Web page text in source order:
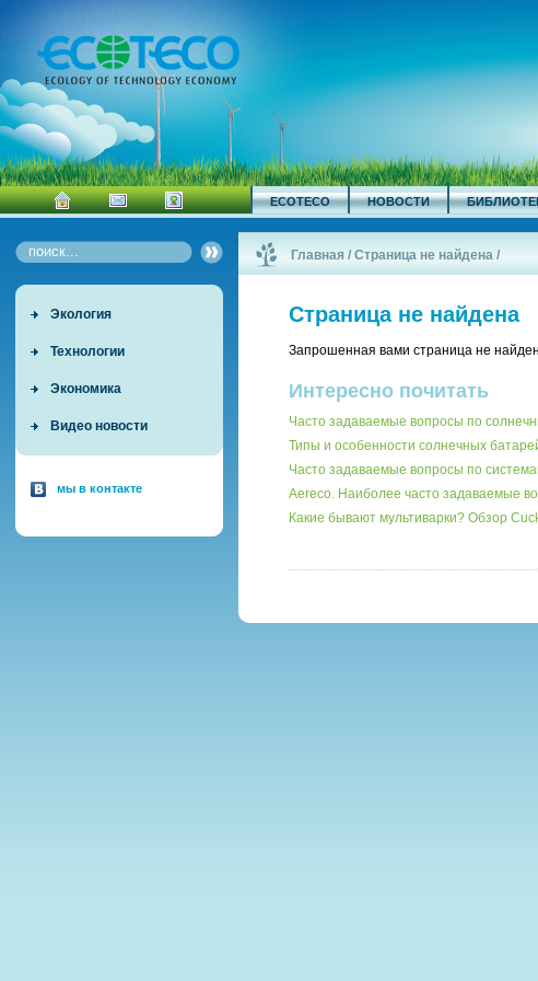
ECOTECO НОВОСТИ
Экология
Технологии
Экономика
Видео новости
мы в контакте
Главная /Страница не найдена /
Страница не найдена
Запрошенная вами страница не
Интересно почитать
Часто задаваемые вопросы по
Типы и особенности солнечных
Часто задаваемые вопросы по
Aereco. Наиболее часто задаваемые
Какие бывают мультиварки? Обзор